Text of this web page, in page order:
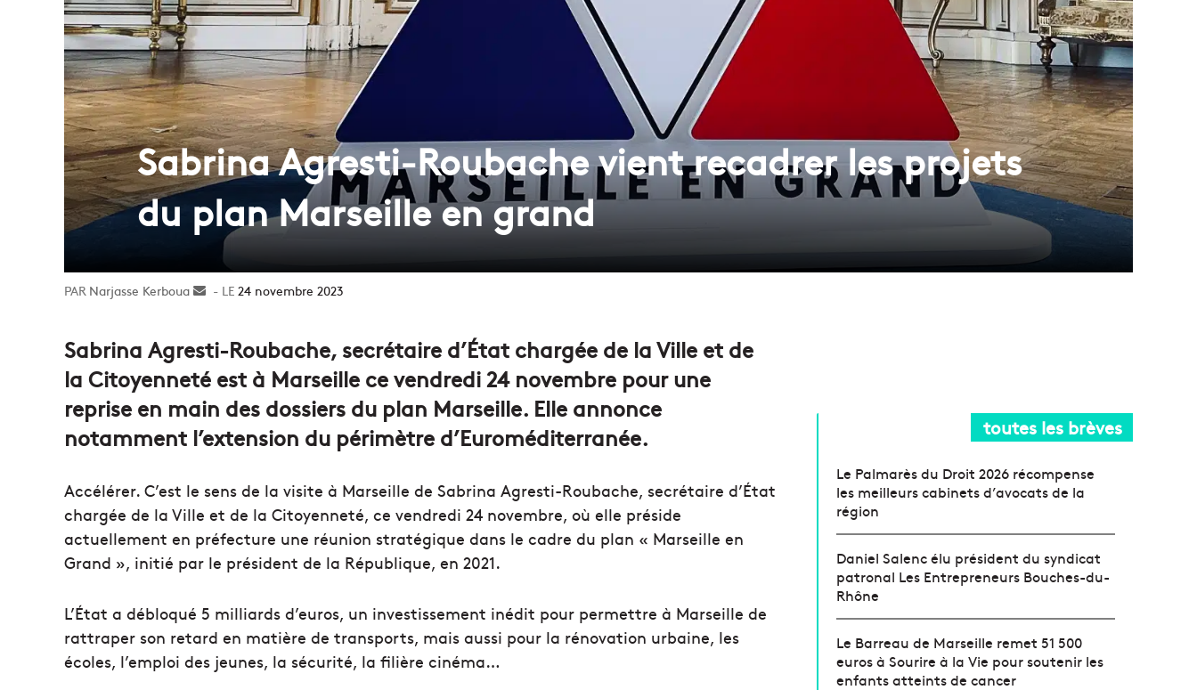
Sabrina Agresti-Roubache vient recadrer les projets
du plan Marseille en grand
Narjasse Kerboua
Envoyer24 novembre 2023
Sabrina Agresti-Roubache, secrétaire d’État chargée de la Ville et de
la Citoyenneté est à Marseille ce vendredi 24 novembre pour une
reprise en main des dossiers du plan Marseille. Elle annonce
notamment l’extension du périmètre d’Euroméditerranée.
Accélérer. C’est le sens de la visite à Marseille de Sabrina Agresti-Roubache, secrétaire d’État
chargée de la Ville et de la Citoyenneté, ce vendredi 24 novembre, où elle préside
actuellement en préfecture une réunion stratégique dans le cadre du plan « Marseille en
Grand », initié par le président de la République, en 2021.
L’État a débloqué 5 milliards d’euros, un investissement inédit pour permettre à Marseille de
rattraper son retard en matière de transports, mais aussi pour la rénovation urbaine, les
écoles, l’emploi des jeunes, la sécurité, la filière cinéma…
toutes les brèves
Le Palmarès du Droit 2026 récompense
les meilleurs cabinets d’avocats de la
région
Daniel Salenc élu président du syndicat
patronal Les Entrepreneurs Bouches-du-
Rhône
Le Barreau de Marseille remet 51 500
euros à Sourire à la Vie pour soutenir les
enfants atteints de cancer